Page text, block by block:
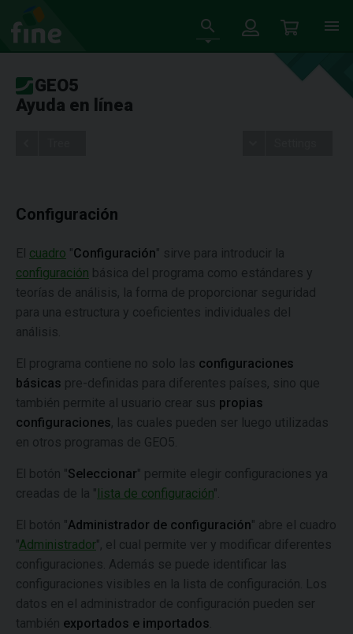
GEO5
Ayuda en línea
Configuración
El cuadro "Configuración" sirve para introducir la
configuración básica del programa como estándares y
teorías de análisis, la forma de proporcionar seguridad
para una estructura y coeficientes individuales del
análisis.
El programa contiene no solo las configuraciones
básicas pre-definidas para diferentes países, sino que
también permite al usuario crear sus propias
configuraciones, las cuales pueden ser luego utilizadas
en otros programas de GEO5.
El botón "Seleccionar" permite elegir configuraciones ya
creadas de la "lista de configuración".
El botón "Administrador de configuración" abre el cuadro
"Administrador", el cual permite ver y modificar diferentes
configuraciones. Además se puede identificar las
configuraciones visibles en la lista de configuración. Los
datos en el administrador de configuración pueden ser
también exportados e importados